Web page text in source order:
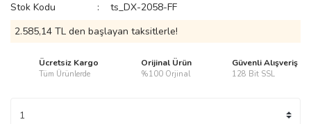
Stok Kodu
ts_DX-2058-FF
2.585,14 TL den başlayan taksitlerle!
Ücretsiz Kargo
Tüm Ürünlerde
Orijinal Ürün
%100 Orjinal
Güvenli Alışveriş
128 Bit SSL